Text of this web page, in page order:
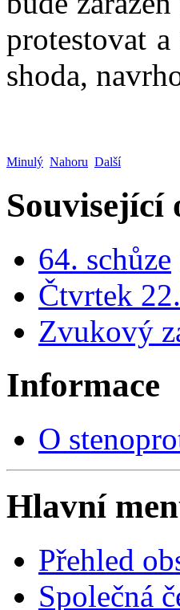
protestovat
shoda,
Minulý Nahoru Další
Související
64. schůze
Čtvrtek
Zvukový
Informace
O
Hlavní
Přehled
Společná